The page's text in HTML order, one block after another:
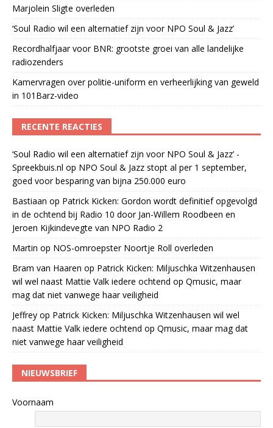
Marjolein Sligte overleden
‘Soul Radio wil een alternatief zijn voor NPO Soul & Jazz’
Recordhalfjaar voor BNR: grootste groei van alle landelijke
radiozenders
Kamervragen over politie-uniform en verheerlijking van geweld
in 101Barz-video
RECENTE REACTIES
‘Soul Radio wil een alternatief zijn voor NPO Soul & Jazz’ -
Spreekbuis.nl op NPO Soul & Jazz stopt al per 1 september,
goed voor besparing van bijna 250.000 euro
Bastiaan op Patrick Kicken: Gordon wordt definitief opgevolgd
in de ochtend bij Radio 10 door Jan-Willem Roodbeen en
Jeroen Kijkindevegte van NPO Radio 2
Martin op NOS-omroepster Noortje Roll overleden
Bram van Haaren op Patrick Kicken: Miljuschka Witzenhausen
wil wel naast Mattie Valk iedere ochtend op Qmusic, maar
mag dat niet vanwege haar veiligheid
Jeffrey op Patrick Kicken: Miljuschka Witzenhausen wil wel
naast Mattie Valk iedere ochtend op Qmusic, maar mag dat
niet vanwege haar veiligheid
NIEUWSBRIEF
Voornaam